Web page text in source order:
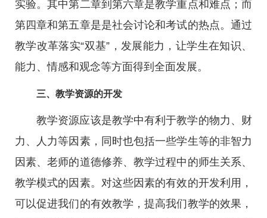
实验。其中第二章到第六章是教学重点和难点；而
第四章和第五章是是社会讨论和考试的热点。通过
教学改革落实“双基”，发展能力，让学生在知识、
能力、情感和观念等方面得到全面发展。
三、教学资源的开发
教学资源应该是教学中有利于教学的物力、财
力、人力等因素，同时也包括一些学生等的非智力
因素、老师的道德修养、教学过程中的师生关系、
教学模式的因素。对这些因素的有效的开发利用，
可以促进我们的有效教学，提高我们教学的效果，